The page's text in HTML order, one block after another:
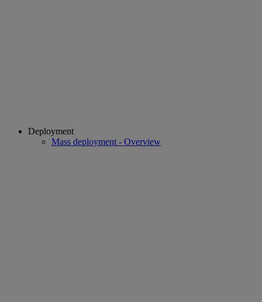
Deployment
Mass deployment - Overview